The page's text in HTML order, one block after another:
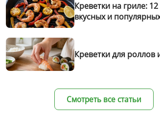
Креветки на гриле:
вкусных и
Креветки для роллов
Смотреть все статьи